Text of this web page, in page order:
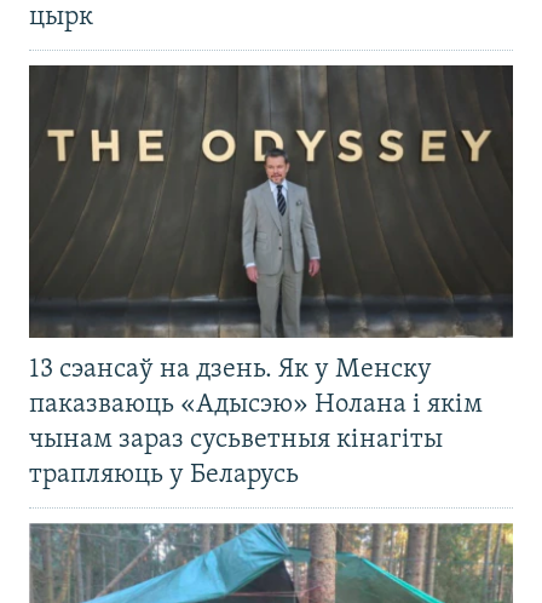
цырк
13 сэансаў на дзень. Як у Менску
паказваюць «Адысэю» Нолана і якім
чынам зараз сусьветныя кінагіты
трапляюць у Беларусь